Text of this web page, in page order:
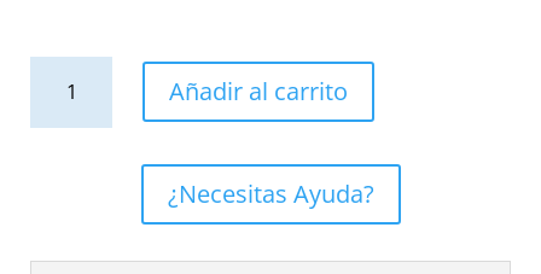
Añadir al carrito
¿Necesitas Ayuda?